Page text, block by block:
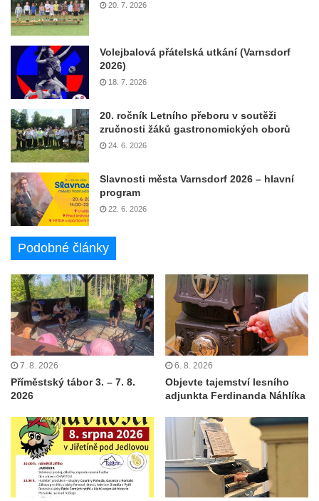
20. 7. 2026
Volejbalová přátelská utkání (Varnsdorf
2026)
18. 7. 2026
20. ročník Letního přeboru v soutěži
zručnosti žáků gastronomických oborů
24. 6. 2026
Slavnosti města Varnsdorf 2026 – hlavní
program
22. 6. 2026
Podobné články
7. 8. 2026
Příměstský tábor 3. – 7. 8.
2026
6. 8. 2026
Objevte tajemství lesního
adjunkta Ferdinanda Náhlíka